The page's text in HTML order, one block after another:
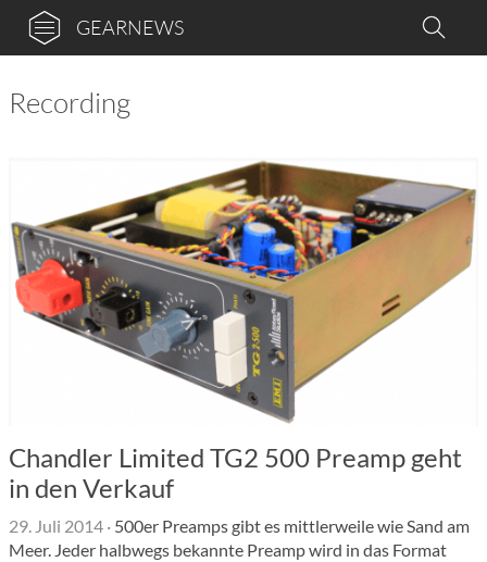
GEARNEWS
Recording
Chandler Limited TG2 500 Preamp geht
in den Verkauf
29. Juli 2014 · 500er Preamps gibt es mittlerweile wie Sand am
Meer. Jeder halbwegs bekannte Preamp wird in das Format